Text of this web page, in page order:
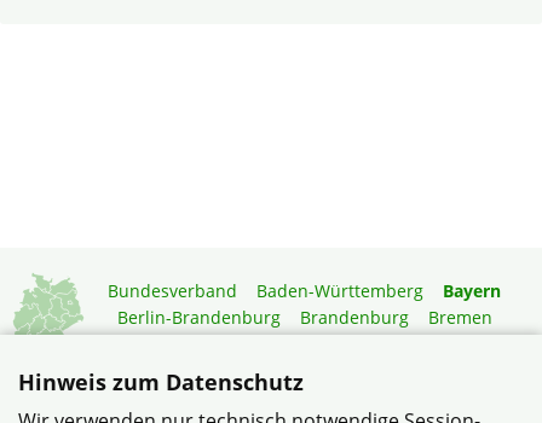
Bundesverband Baden-Württemberg
Bayern
Berlin-Brandenburg
Brandenburg
Bremen
Niedersachsen
Rheinland-Pfalz
Saarland
Hinweis zum Datenschutz